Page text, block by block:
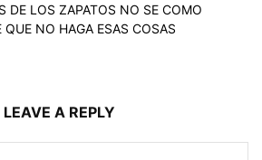
DE LOS ZAPATOS NO SE COMO
QUE NO HAGA ESAS COSAS
LEAVE A REPLY